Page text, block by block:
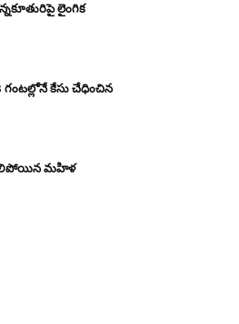
లైంగిక
గంటల్లోనే కేసు చేధించిన
మహిళ